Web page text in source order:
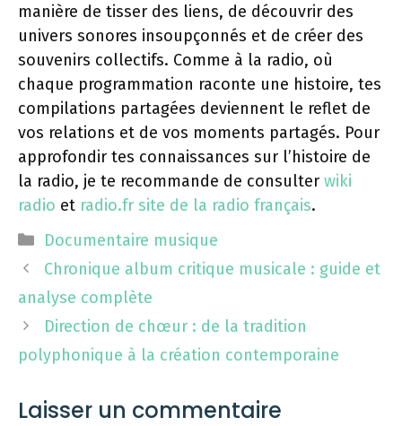
manière de tisser des liens, de découvrir des
univers sonores insoupçonnés et de créer des
souvenirs collectifs. Comme à la radio, où
chaque programmation raconte une histoire, tes
compilations partagées deviennent le reflet de
vos relations et de vos moments partagés. Pour
approfondir tes connaissances sur l’histoire de
la radio, je te recommande de consulter wiki
radio et radio.fr site de la radio français.
Catégories
Documentaire musique
Chronique album critique musicale : guide et
analyse complète
Direction de chœur : de la tradition
polyphonique à la création contemporaine
Laisser un commentaire